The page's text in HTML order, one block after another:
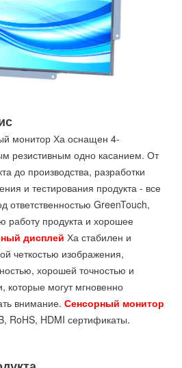
монитор Ха оснащен 4-
резистивным одно касанием. От
до производства, разработки
и тестирования продукта - все
ответственностью GreenTouch,
работу продукта и хорошее
дисплей Ха стабилен и
четкостью изображения,
хорошей точностью и
которые могут мгновенно
внимание. Сенсорный монитор
RoHS, HDMI сертификаты.